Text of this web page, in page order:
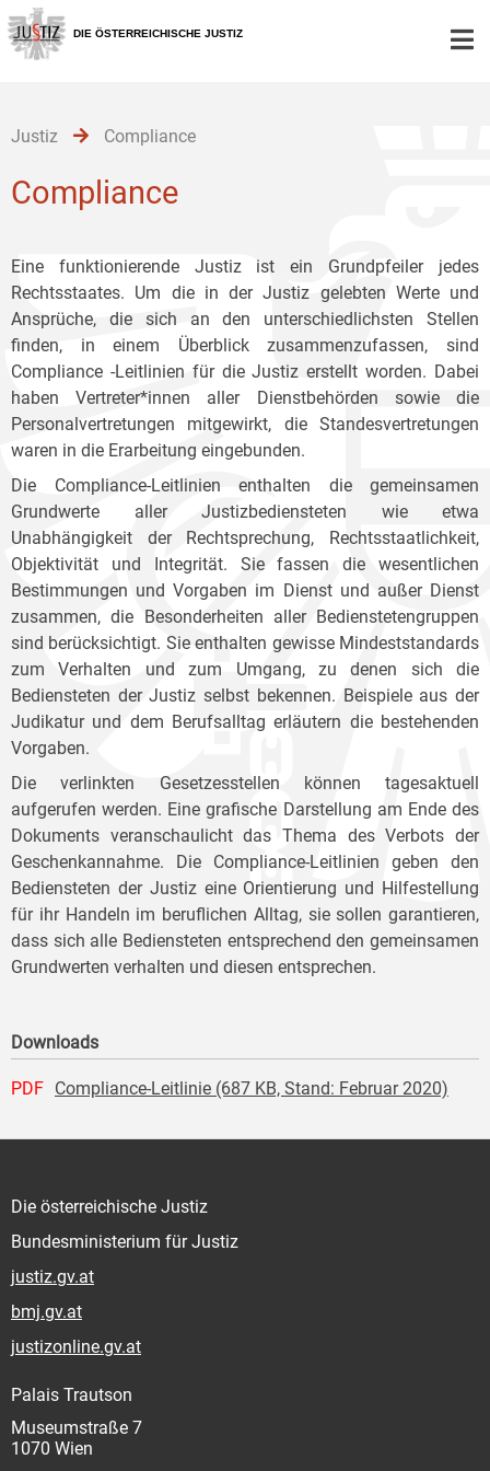
Zur
Hauptnavigation
[1]
Zum
Inhalt
[2]
Zum
Untermenü
[3]
DIE ÖSTERREICHISCHE JUSTIZ
Justiz Compliance
Compliance
Eine funktionierende Justiz ist ein Grundpfeiler jedes
Rechtsstaates. Um die in der Justiz gelebten Werte und
Ansprüche, die sich an den unterschiedlichsten Stellen
finden, in einem Überblick zusammenzufassen, sind
Compliance -Leitlinien für die Justiz erstellt worden. Dabei
haben Vertreter*innen aller Dienstbehörden sowie die
Personalvertretungen mitgewirkt, die Standesvertretungen
waren in die Erarbeitung eingebunden.
Die Compliance-Leitlinien enthalten die gemeinsamen
Grundwerte aller Justizbediensteten wie etwa
Unabhängigkeit der Rechtsprechung, Rechtsstaatlichkeit,
Objektivität und Integrität. Sie fassen die wesentlichen
Bestimmungen und Vorgaben im Dienst und außer Dienst
zusammen, die Besonderheiten aller Bedienstetengruppen
sind berücksichtigt. Sie enthalten gewisse Mindeststandards
zum Verhalten und zum Umgang, zu denen sich die
Bediensteten der Justiz selbst bekennen. Beispiele aus der
Judikatur und dem Berufsalltag erläutern die bestehenden
Vorgaben.
Die verlinkten Gesetzesstellen können tagesaktuell
aufgerufen werden. Eine grafische Darstellung am Ende des
Dokuments veranschaulicht das Thema des Verbots der
Geschenkannahme. Die Compliance-Leitlinien geben den
Bediensteten der Justiz eine Orientierung und Hilfestellung
für ihr Handeln im beruflichen Alltag, sie sollen garantieren,
dass sich alle Bediensteten entsprechend den gemeinsamen
Grundwerten verhalten und diesen entsprechen.
Downloads
PDF Compliance-Leitlinie (687 KB, Stand: Februar 2020)
Die österreichische Justiz
Bundesministerium für Justiz
justiz.gv.at
bmj.gv.at
justizonline.gv.at
Palais Trautson
Museumstraße 7
1070 Wien